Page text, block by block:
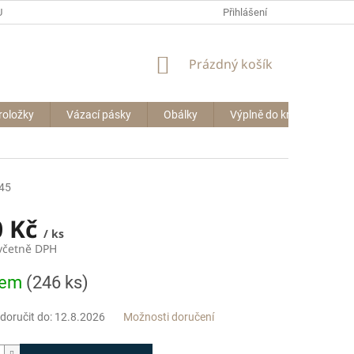
BIG BAGŮ Přihlášení
NÁKUPNÍ
Prázdný košík
Vázací pásky Obálky Výplně do krabic
Kč / ks
DPH
(246 ks)
do: 12.8.2026 Možnosti doručení